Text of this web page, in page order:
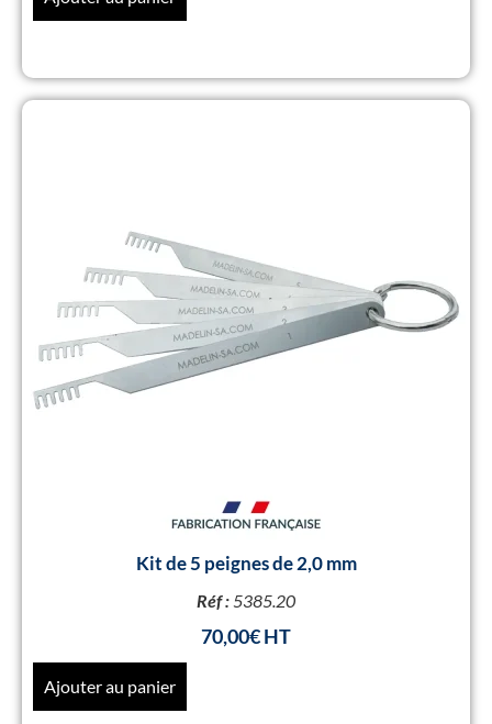
Kit de 5 peignes de 2,0 mm
Réf :5385.20
70,00€
Ajouter au panier